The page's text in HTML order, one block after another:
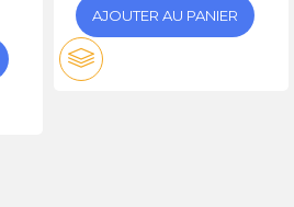
AJOUTER AU PANIER